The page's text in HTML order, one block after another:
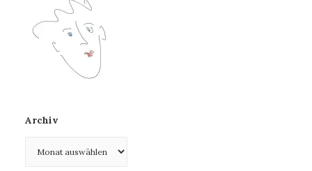
Archiv